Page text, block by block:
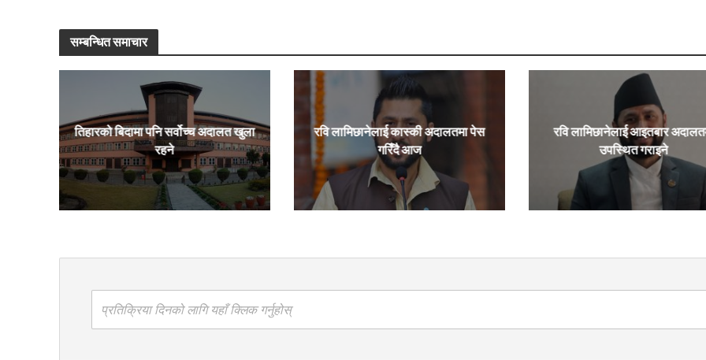
सम्बन्धित समाचार
तिहारको बिदामा पनि सर्वोच्च अदालत खुला
रहने
रवि लामिछानेलाई कास्की अदालतमा पेस
गरिँदै आज
रवि लामिछानेलाई आइतबार
उपस्थित गराइने
प्रतिक्रिया दिनको लागि यहाँ क्लिक गर्नुहोस्